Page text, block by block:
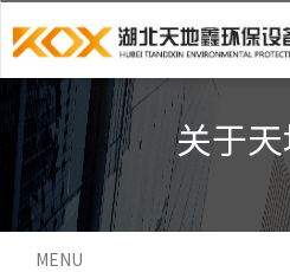
关于
MENU